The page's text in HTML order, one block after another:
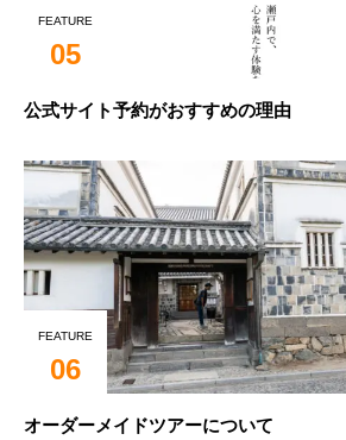
FEATURE
05
公式サイト予約がおすすめの理由
FEATURE
06
オーダーメイドツアーについて